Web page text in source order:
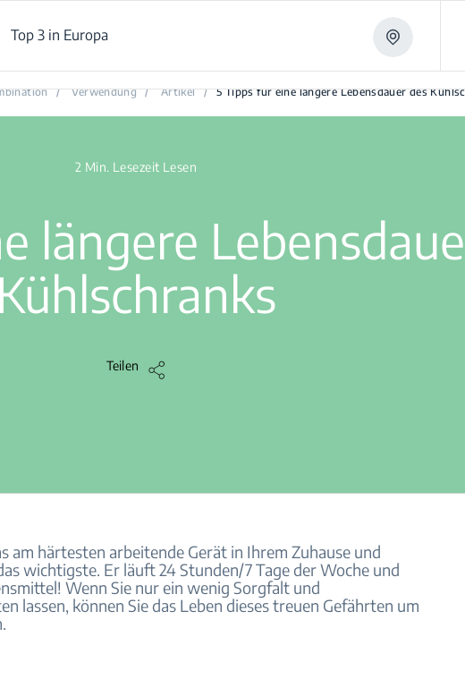
Top 3 in Europa
/ Verwendung / Artikel / 5 Tipps für eine längere Lebensdauer des
2 Min. Lesezeit Lesen
längere
Kühlschranks
Teilen
für eine längere Lebensdauer des Kühlschranks
am härtesten arbeitende Gerät in Ihrem Zuhause und
wichtigste. Er läuft 24 Stunden/7 Tage der Woche und
Wenn Sie nur ein wenig Sorgfalt und
lassen, können Sie das Leben dieses treuen Gefährten um